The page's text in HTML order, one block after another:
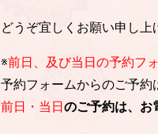
どうぞ宜しくお願い申し上
※前日、及び当日の予約フ
予約フォームからのご予約
前日・当日 のご予約は、お